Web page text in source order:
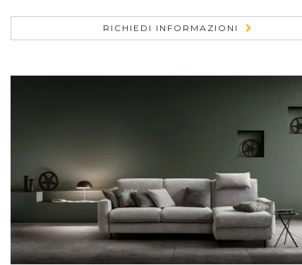
RICHIEDI INFORMAZIONI